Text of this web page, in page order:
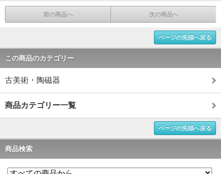
前の商品へ 次の商品へ
ページの先頭へ戻る
この商品のカテゴリー
古美術・陶磁器
商品カテゴリー一覧
ページの先頭へ戻る
商品検索